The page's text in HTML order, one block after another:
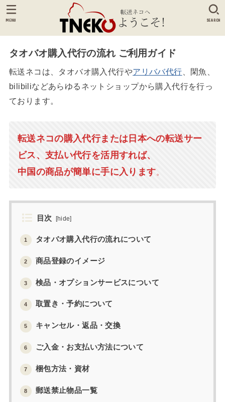
SEARCH
MENU
タオバオ購入代行の流れ ご利用ガイド
転送ネコは、タオバオ購入代行やアリババ代行 、閑魚、
bilibiliなどあらゆるネットショップから購入代行を行っ
ております。
転送ネコの購入代行または日本への転送サー
ビス、支払い代行を活用すれば、
中国の商品が簡単に手に入ります。
目次 [hide]
1 タオバオ購入代行の流れについて
2 商品登録のイメージ
3 検品・オプションサービスについて
4 取置き・予約について
5 キャンセル・返品・交換
6 ご入金・お支払い方法について
7 梱包方法・資材
8 郵送禁止物品一覧